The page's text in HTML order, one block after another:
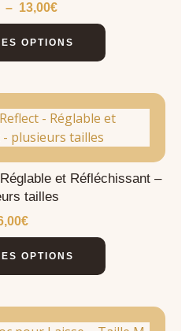
– 13,00€
OPTIONS
et Réfléchissant –
tailles
€
OPTIONS